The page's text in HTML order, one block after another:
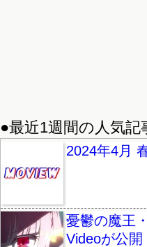
●最近1週間の人気記
2024年4月
憂鬱の魔王
Videoが公開